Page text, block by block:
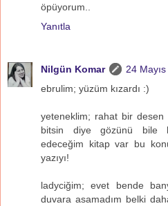
öpüyorum..
Yanıtla
Nilgün Komar
24
ebrulim; yüzüm kızardı :)
yeteneklim; rahat bir
bitsin diye gözünü bile
edeceğim kitap var bu
yazıyı!
ladyciğim; evet bende
duvara asamadım belki